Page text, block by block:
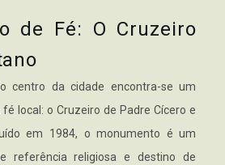
de Fé: O Cruzeiro
centro da cidade encontra-se um
local: o Cruzeiro de Padre Cícero e
em 1984, o monumento é um
referência religiosa e destino de